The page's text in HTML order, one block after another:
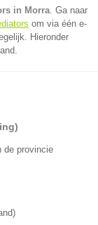
in Morra. Ga naar
om via één e-
Hieronder
de provincie
)